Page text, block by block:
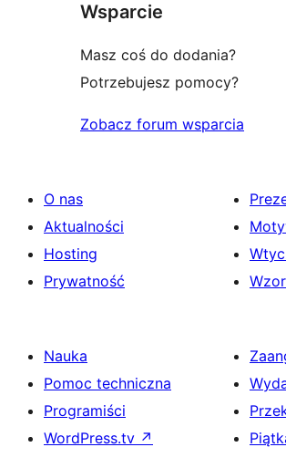
Wsparcie
Masz coś do dodania?
Potrzebujesz pomocy?
Zobacz forum wsparcia
O nas
Aktualności
Hosting
Prywatność
Nauka
Pomoc techniczna
Programiści
WordPress.tv ↗